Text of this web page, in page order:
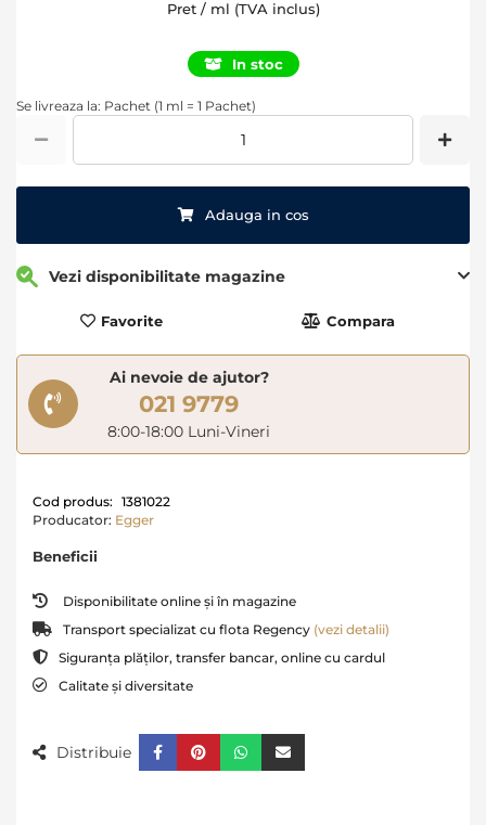
Pret / ml (TVA inclus)
In stoc
Se livreaza la: Pachet (1 ml = 1 Pachet)
Adauga in cos
Vezi disponibilitate magazine
Favorite Compara
Ai nevoie de ajutor?
021 9779
8:00-18:00 Luni-Vineri
Cod produs: 1381022
Producator: Egger
Beneficii
Disponibilitate online și în magazine
Transport specializat cu flota Regency (vezi detalii)
Siguranța plăților, transfer bancar, online cu cardul
Calitate și diversitate
Distribuie